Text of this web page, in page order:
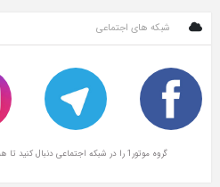
شبکه های اجتماعی
گروه موتور1 را در شبکه اجتماعی دنبال کنید تا همیشه از آخرین اخبار ما مطلع باشید!